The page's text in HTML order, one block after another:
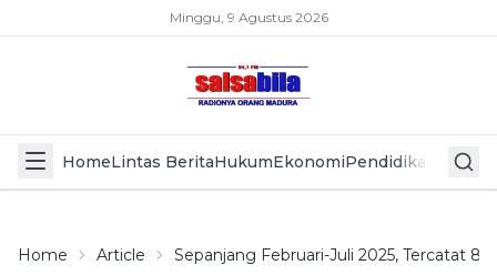
Minggu, 9 Agustus 2026
HomeLintas BeritaHukumEkonomiPendidikan Politik
Home Article Sepanjang Februari-Juli 2025, Tercatat